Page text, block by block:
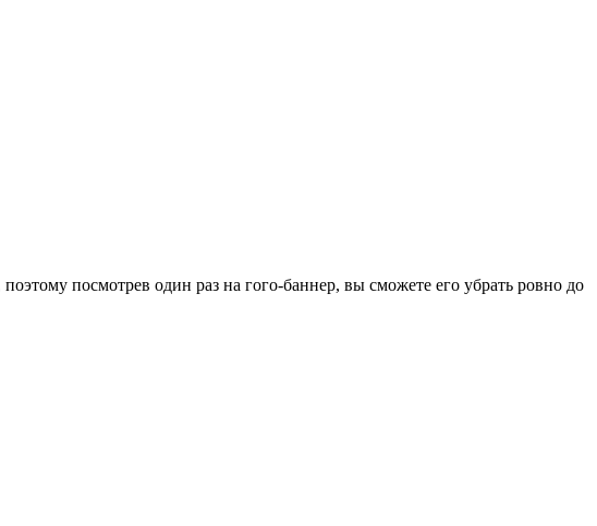
посмотрев один раз на гого-баннер, вы сможете его убрать ровно до